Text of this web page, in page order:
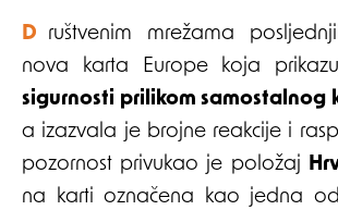
Društvenim mrežama posljednjih dana kruži
nova karta Europe koja
sigurnosti prilikom samostalnog
a izazvala je brojne reakcije i
pozornost privukao je položaj
na karti označena kao jedna